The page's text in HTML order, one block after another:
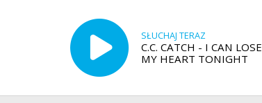
SŁUCHAJ TERAZ
C.C. CATCH - I CAN LOSE
MY HEART TONIGHT